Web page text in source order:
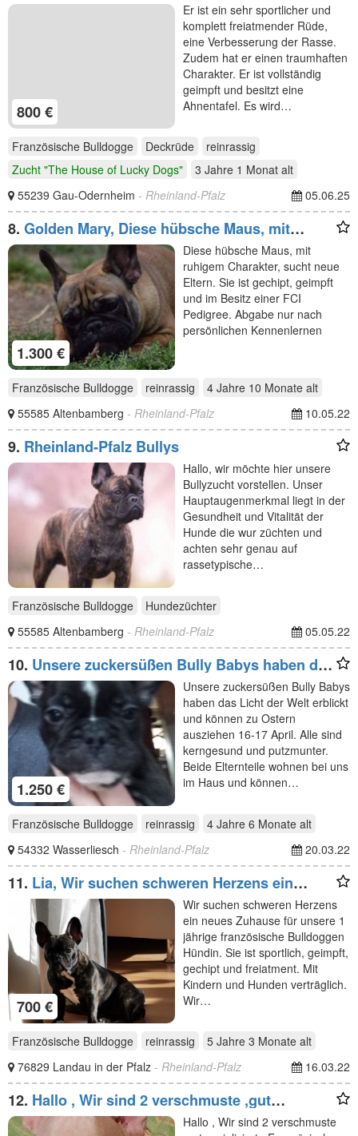
800 €
Er ist ein sehr sportlicher und
komplett freiatmender Rüde,
eine Verbesserung der Rasse.
Zudem hat er einen traumhaften
Charakter. Er ist vollständig
geimpft und besitzt eine
Ahnentafel. Es wird…
Französische Bulldogge Deckrüde
reinrassig
Zucht "The House of Lucky Dogs"
3 Jahre 1 Monat alt
55239 Gau-Odernheim - Rheinland-Pfalz 05.06.25
8. Golden Mary, Diese hübsche Maus, mit
ruhigem Charakter,
1.300 €
Diese hübsche Maus, mit
ruhigem Charakter, sucht neue
Eltern. Sie ist gechipt, geimpft
und im Besitz einer FCI
Pedigree. Abgabe nur nach
persönlichen Kennenlernen
Französische Bulldogge reinrassig 4 Jahre 10 Monate alt
55585 Altenbamberg - Rheinland-Pfalz 10.05.22
9. Rheinland-Pfalz Bullys
Hallo, wir möchte hier unsere
Bullyzucht vorstellen. Unser
Hauptaugenmerkmal liegt in der
Gesundheit und Vitalität der
Hunde die wur züchten und
achten sehr genau auf
rassetypische…
Französische Bulldogge
Hundezüchter
55585 Altenbamberg - Rheinland-Pfalz 05.05.22
10. Unsere zuckersüßen Bully Babys haben das
Licht der Welt
1.250 €
Unsere zuckersüßen Bully Babys
haben das Licht der Welt erblickt
und können zu Ostern
ausziehen 16-17 April. Alle sind
kerngesund und putzmunter.
Beide Elternteile wohnen bei uns
im Haus und können…
Französische Bulldogge reinrassig 4 Jahre 6 Monate alt
54332 Wasserliesch - Rheinland-Pfalz 20.03.22
11. Lia, Wir suchen schweren Herzens ein
neues Zuhause für
700 €
Wir suchen schweren Herzens
ein neues Zuhause für unsere 1
jährige französische Bulldoggen
Hündin. Sie ist sportlich, geimpft,
gechipt und freiatment. Mit
Kindern und Hunden verträglich.
Wir…
Französische Bulldogge reinrassig 5 Jahre 3 Monate alt
76829 Landau in der Pfalz - Rheinland-Pfalz 16.03.22
12. Hallo , Wir sind 2 verschmuste ,gut
sozialisierte
Hallo , Wir sind 2 verschmuste